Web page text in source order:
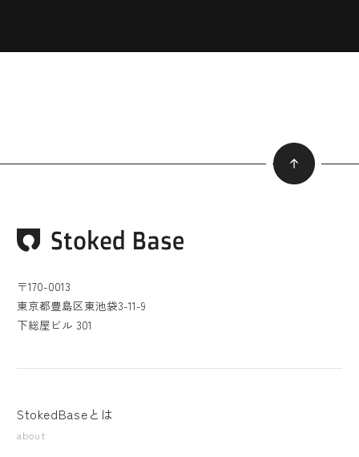
〒170-0013
東京都豊島区東池袋3-11-9
下総屋ビル 301
StokedBaseとは
about